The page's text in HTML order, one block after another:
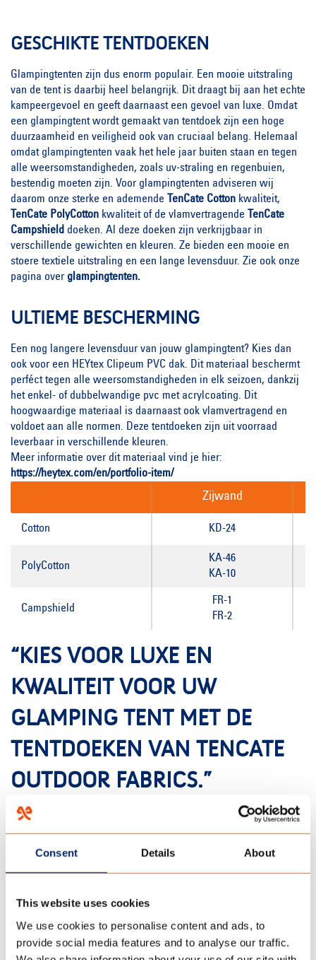
Consent Details About
This website uses cookies
We use cookies to personalise content and ads, to
provide social media features and to analyse our traffic.
GESCHIKTE TENTDOEKEN
Glampingtenten zijn dus enorm populair. Een mooie uitstraling
van de tent is daarbij heel belangrijk. Dit draagt bij aan het echte
kampeergevoel en geeft daarnaast een gevoel van luxe. Omdat
een glampingtent wordt gemaakt van tentdoek zijn een hoge
duurzaamheid en veiligheid ook van cruciaal belang. Helemaal
omdat glampingtenten vaak het hele jaar buiten staan en tegen
alle weersomstandigheden, zoals uv-straling en regenbuien,
bestendig moeten zijn. Voor glampingtenten adviseren wij
daarom onze sterke en ademende
TenCate Cotton kwaliteit,
TenCate PolyCotton kwaliteit of de vlamvertragende
TenCate
Campshield doeken. Al deze doeken zijn verkrijgbaar in
verschillende gewichten en kleuren. Ze bieden een mooie en
stoere textiele uitstraling en een lange levensduur. Zie ook onze
pagina over glampingtenten.
ULTIEME BESCHERMING
Een nog langere levensduur van jouw glampingtent? Kies dan
ook voor een HEYtex Clipeum PVC dak. Dit materiaal beschermt
perféct tegen alle weersomstandigheden in elk seizoen, dankzij
het enkel- of dubbelwandige pvc met acrylcoating. Dit
hoogwaardige materiaal is daarnaast ook vlamvertragend en
voldoet aan alle normen. Deze tentdoeken zijn uit voorraad
leverbaar in verschillende kleuren.
Meer informatie over dit materiaal vind je hier:
https://heytex.com/en/portfolio-item/
Zijwand
Cotton KD-24
PolyCotton
KA-46
KA-10
Campshield
FR-1
FR-2
“KIES VOOR LUXE EN
KWALITEIT VOOR UW
GLAMPING TENT MET DE
TENTDOEKEN VAN TENCATE
OUTDOOR FABRICS.”